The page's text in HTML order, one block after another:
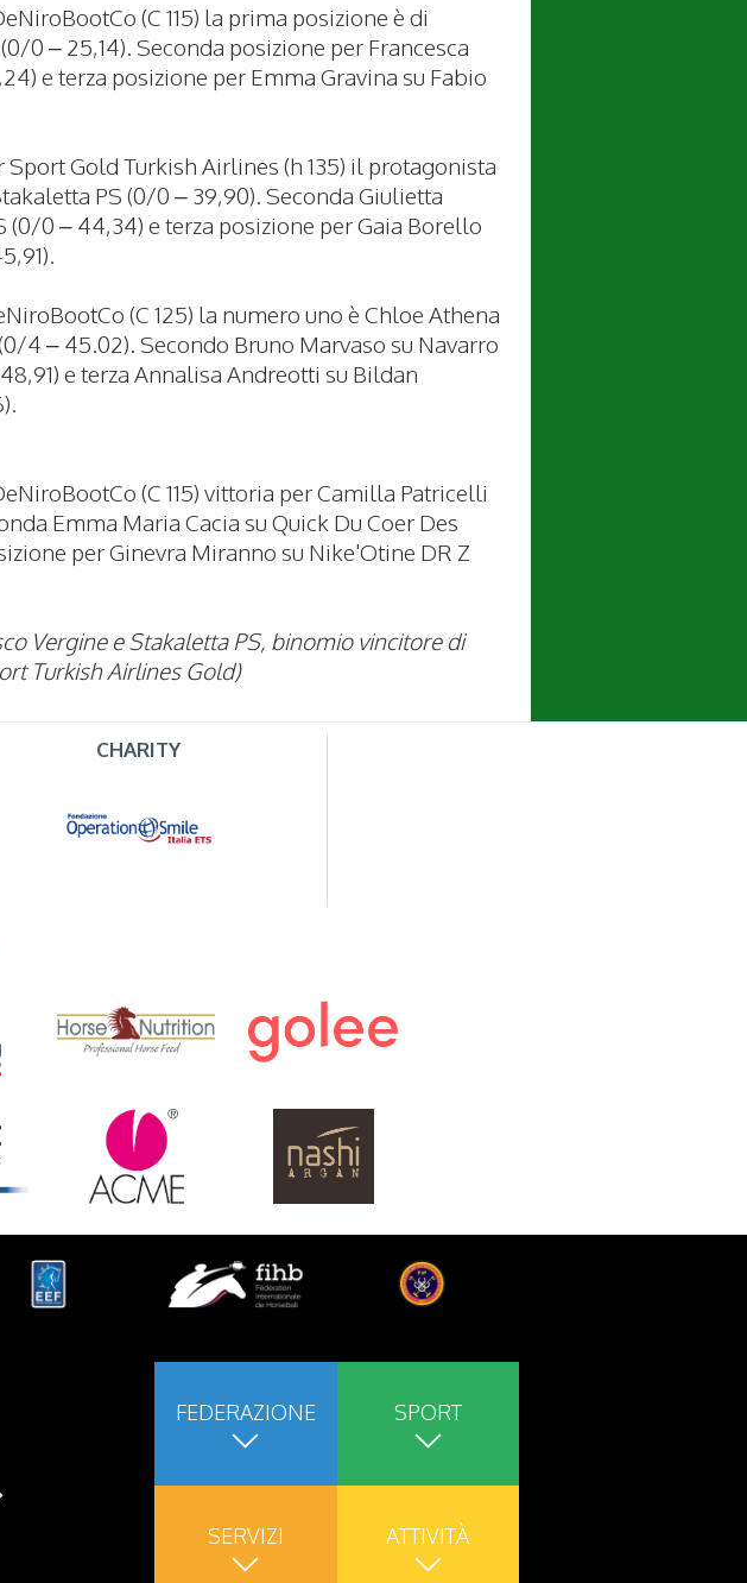
(C 115) la prima posizione è di
0 – 25,14). Seconda posizione per Francesca
e terza posizione per Emma Gravina su Fabio
Gold Turkish Airlines (h 135) il protagonista
PS (0/0 – 39,90). Seconda Giulietta
(0/0 – 44,34) e terza posizione per Gaia Borello
(C 125) la numero uno è Chloe Athena
4 – 45.02). Secondo Bruno Marvaso su Navarro
e terza Annalisa Andreotti su Bildan
(C 115) vittoria per Camilla Patricelli
Emma Maria Cacia su Quick Du Coer Des
per Ginevra Miranno su Nike'Otine DR Z
Vergine e Stakaletta PS, binomio vincitore di
Turkish Airlines Gold)
CHARITY
FEDERAZIONE SPORT
SERVIZI ATTIVITÀ